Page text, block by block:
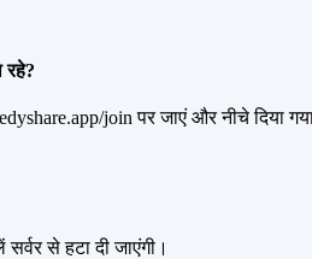
रहे?
join पर जाएं और नीचे दिया
से हटा दी जाएंगी।